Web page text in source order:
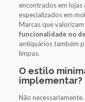
encontrados em lojas
especializados em
Marcas que
funcionalidade no
antiquários também
limpas.
O estilo
implementar?
Não